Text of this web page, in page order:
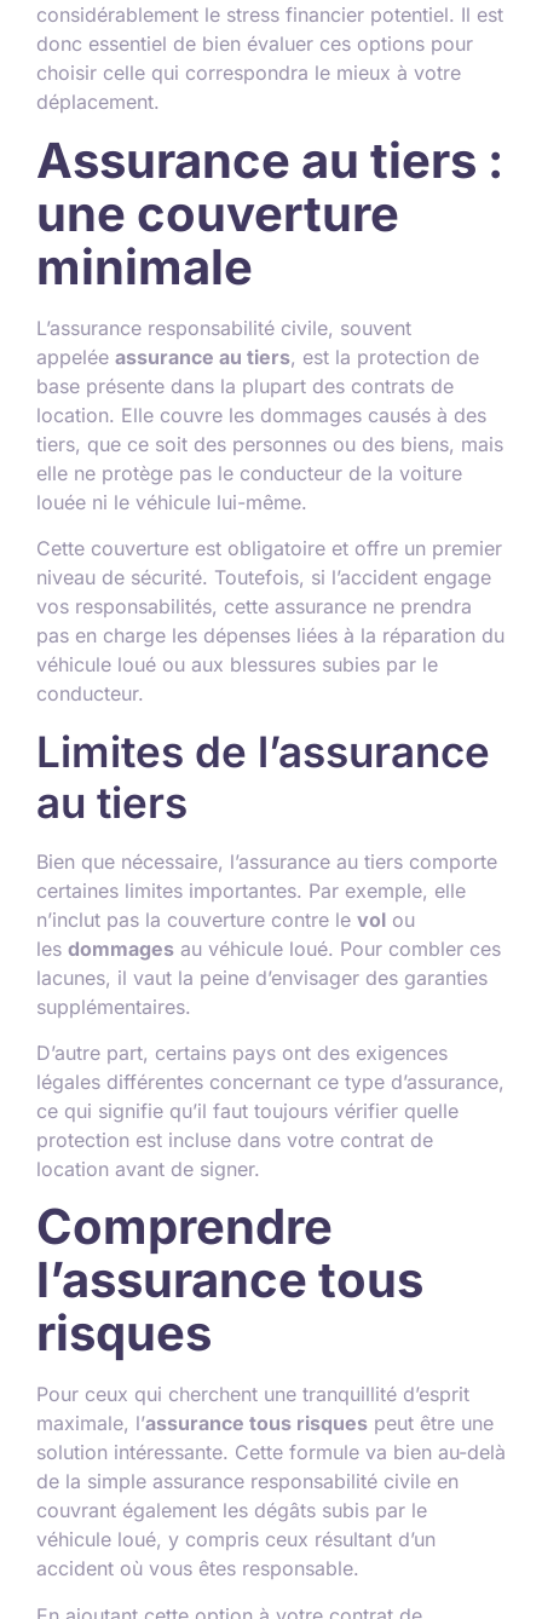
considérablement le stress financier potentiel. Il est
donc essentiel de bien évaluer ces options pour
choisir celle qui correspondra le mieux à votre
déplacement.
Assurance au tiers :
une couverture
minimale
L’assurance responsabilité civile, souvent
appelée assurance au tiers, est la protection de
base présente dans la plupart des contrats de
location. Elle couvre les dommages causés à des
tiers, que ce soit des personnes ou des biens, mais
elle ne protège pas le conducteur de la voiture
louée ni le véhicule lui-même.
Cette couverture est obligatoire et offre un premier
niveau de sécurité. Toutefois, si l’accident engage
vos responsabilités, cette assurance ne prendra
pas en charge les dépenses liées à la réparation du
véhicule loué ou aux blessures subies par le
conducteur.
Limites de l’assurance
au tiers
Bien que nécessaire, l’assurance au tiers comporte
certaines limites importantes. Par exemple, elle
n’inclut pas la couverture contre le vol ou
les dommages au véhicule loué. Pour combler ces
lacunes, il vaut la peine d’envisager des garanties
supplémentaires.
D’autre part, certains pays ont des exigences
légales différentes concernant ce type d’assurance,
ce qui signifie qu’il faut toujours vérifier quelle
protection est incluse dans votre contrat de
location avant de signer.
Comprendre
l’assurance tous
risques
Pour ceux qui cherchent une tranquillité d’esprit
maximale, l’assurance tous risques peut être une
solution intéressante. Cette formule va bien au-delà
de la simple assurance responsabilité civile en
couvrant également les dégâts subis par le
véhicule loué, y compris ceux résultant d’un
accident où vous êtes responsable.